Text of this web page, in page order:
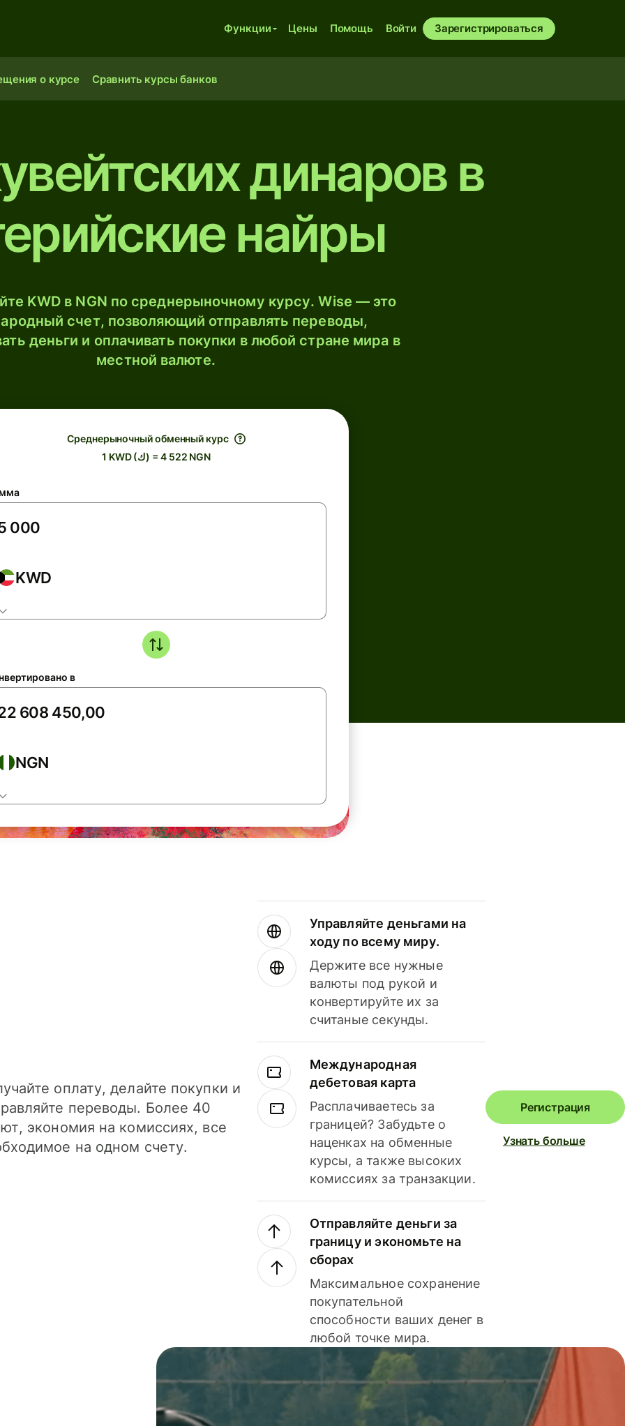
Функции Цены Помощь Войти Зарегистрироваться
о курсе Сравнить курсы банков
динаров в
найры
KWD в NGN по среднерыночному курсу. Wise — это
счет, позволяющий отправлять переводы,
деньги и оплачивать покупки в любой стране мира в
местной валюте.
Среднерыночный обменный курс
1 KWD (ك) = 4 522 NGN
KWD
в
NGN
оплату, делайте покупки и
переводы. Более 40
экономия на комиссиях, все
на одном счету.
Управляйте деньгами на
ходу по всему миру.
Держите все нужные
валюты под рукой и
конвертируйте их за
считаные секунды.
Международная
дебетовая карта
Расплачиваетесь за
границей? Забудьте о
наценках на обменные
курсы, а также высоких
комиссиях за транзакции.
Отправляйте деньги за
границу и экономьте на
сборах
Максимальное сохранение
покупательной
способности ваших денег в
любой точке мира.
Регистрация
Узнать больше